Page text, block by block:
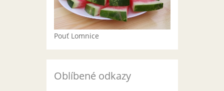
Pouť Lomnice
Oblíbené odkazy